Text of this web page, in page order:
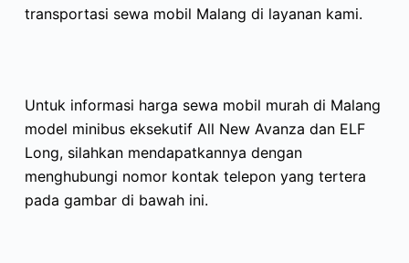
transportasi sewa mobil Malang di layanan kami.
Untuk informasi harga sewa mobil murah di Malang
model minibus eksekutif All New Avanza dan ELF
Long, silahkan mendapatkannya dengan
menghubungi nomor kontak telepon yang tertera
pada gambar di bawah ini.